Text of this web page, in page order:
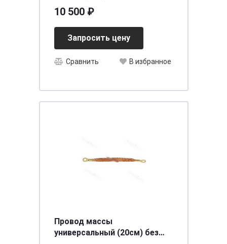
10 500 ₽
Запросить цену
Сравнить В избранное
Провод массы
универсальный (20см) без